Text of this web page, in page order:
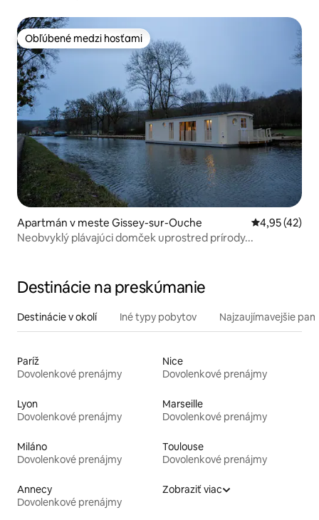
Obľúbené medzi hosťami
Obľúbené medzi hosťami
Apartmán v meste Gissey-sur-Ouche Priemerné
4,95 (42)
Neobvyklý plávajúci domček uprostred prírody...
Destinácie na preskúmanie
Destinácie v okolí Iné typy pobytov Najzaujímavejšie
Paríž
Dovolenkové prenájmy
Nice
Dovolenkové prenájmy
Lyon
Dovolenkové prenájmy
Marseille
Dovolenkové prenájmy
Miláno
Dovolenkové prenájmy
Toulouse
Dovolenkové prenájmy
Annecy
Dovolenkové prenájmy
Zobraziť viac